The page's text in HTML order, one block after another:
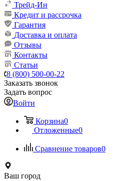
Трейд-Ин
Кредит и рассрочка
Гарантия
Доставка и оплата
Отзывы
Контакты
Статьи
8 (800) 500-00-22
Заказать звонок
Задать вопрос
Войти
Корзина0
Отложенные0
Сравнение товаров0
Ваш город